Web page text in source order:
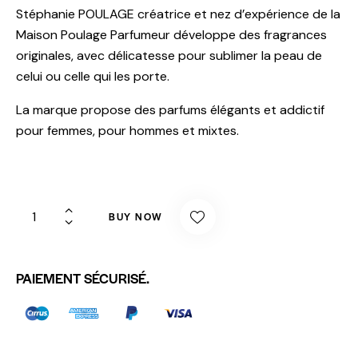
Stéphanie POULAGE créatrice et nez d’expérience de la
Maison Poulage Parfumeur développe des fragrances
originales, avec délicatesse pour sublimer la peau de
celui ou celle qui les porte.
La marque propose des parfums élégants et addictif
pour femmes, pour hommes et mixtes.
BUY NOW
PAIEMENT SÉCURISÉ.